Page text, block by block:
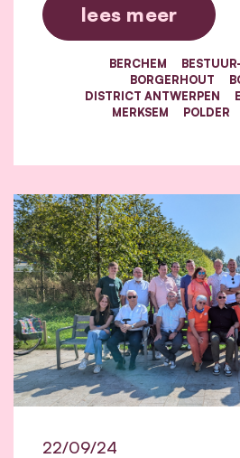
lees meer
BERCHEM
BORGERHOUT
DISTRICT ANTWERPEN
MERKSEM
POLDER
22/09/24